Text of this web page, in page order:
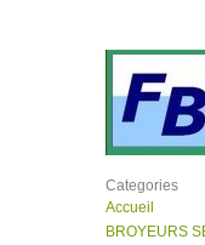
Categories
Accueil
BROYEURS